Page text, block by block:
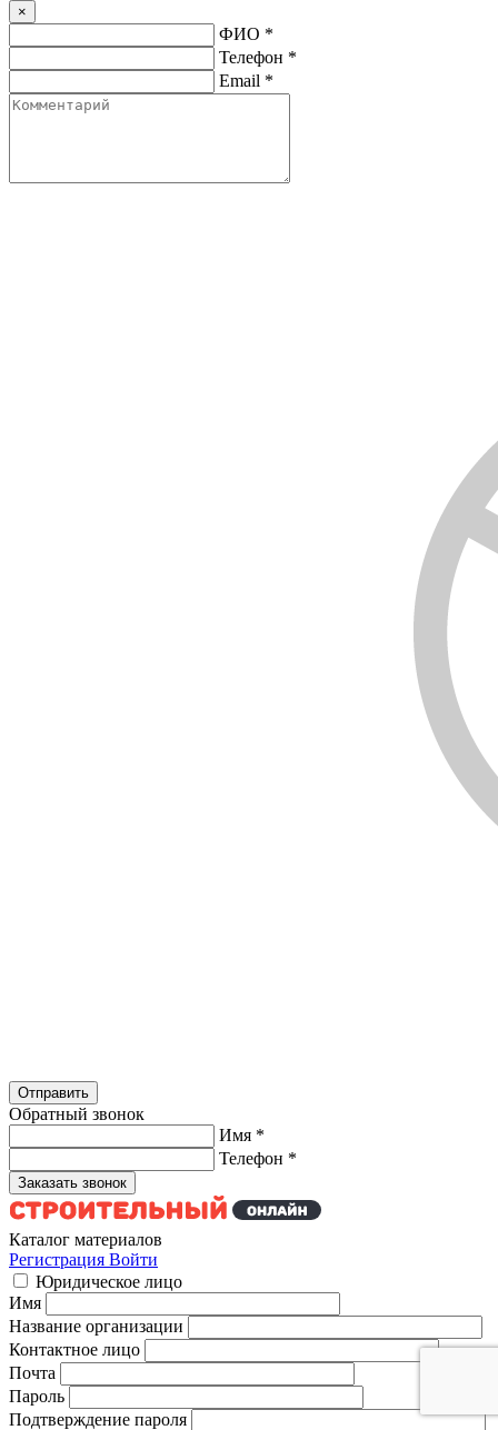
×
ФИО *
Телефон *
Email *
Обратный звонок
Имя *
Телефон *
Каталог материалов
Регистрация Войти
Юридическое лицо
Имя
Название организации
Контактное лицо
Почта
Пароль
Подтверждение пароля